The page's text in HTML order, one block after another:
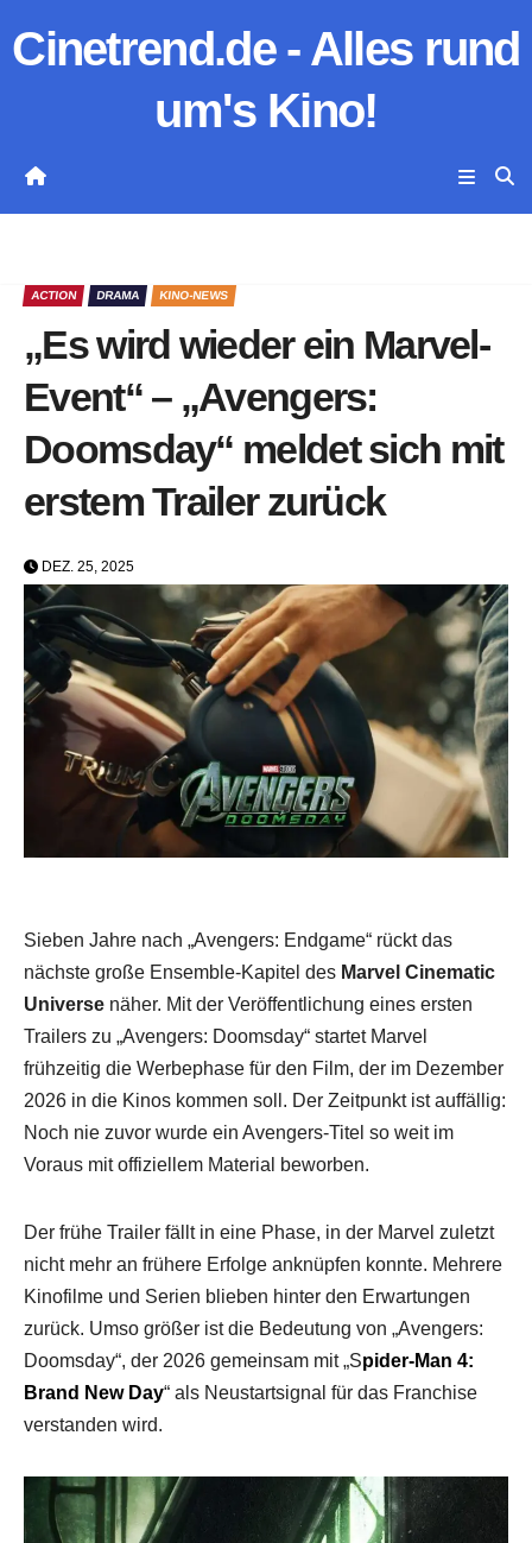
Inhalt
Cinetrend.de - Alles rund
um's Kino!
ACTION DRAMA KINO-NEWS
„Es wird wieder ein Marvel-
Event“ – „Avengers:
Doomsday“ meldet sich mit
erstem Trailer zurück
DEZ. 25, 2025
Sieben Jahre nach „Avengers: Endgame“ rückt das
nächste große Ensemble-Kapitel des Marvel Cinematic
Universe näher. Mit der Veröffentlichung eines ersten
Trailers zu „Avengers: Doomsday“ startet Marvel
frühzeitig die Werbephase für den Film, der im Dezember
2026 in die Kinos kommen soll. Der Zeitpunkt ist auffällig:
Noch nie zuvor wurde ein Avengers-Titel so weit im
Voraus mit offiziellem Material beworben.
Der frühe Trailer fällt in eine Phase, in der Marvel zuletzt
nicht mehr an frühere Erfolge anknüpfen konnte. Mehrere
Kinofilme und Serien blieben hinter den Erwartungen
zurück. Umso größer ist die Bedeutung von „Avengers:
Doomsday“, der 2026 gemeinsam mit „Spider-Man 4:
Brand New Day“ als Neustartsignal für das Franchise
verstanden wird.